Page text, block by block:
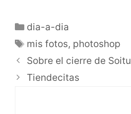
dia-a-dia
mis fotos, photoshop
Sobre el cierre de Soitu
Tiendecitas